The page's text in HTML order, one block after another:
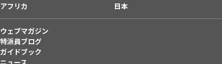
アフリカ
日本
ウェブマガジン
特派員ブログ
ガイドブック
ニュース